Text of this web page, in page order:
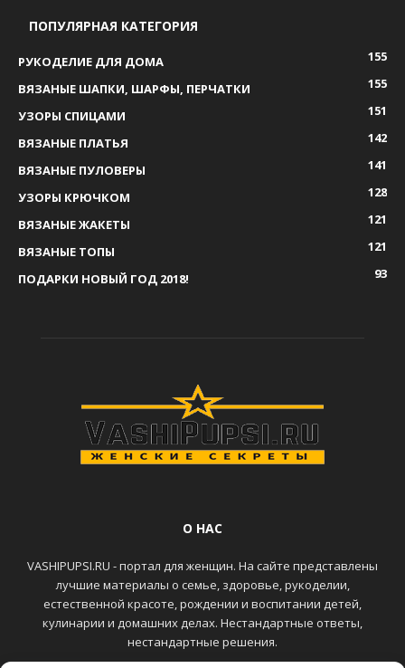
ПОПУЛЯРНАЯ КАТЕГОРИЯ
РУКОДЕЛИЕ ДЛЯ ДОМА
155
ВЯЗАНЫЕ ШАПКИ, ШАРФЫ, ПЕРЧАТКИ
155
УЗОРЫ СПИЦАМИ
151
ВЯЗАНЫЕ ПЛАТЬЯ
142
ВЯЗАНЫЕ ПУЛОВЕРЫ
141
УЗОРЫ КРЮЧКОМ
128
ВЯЗАНЫЕ ЖАКЕТЫ
121
ВЯЗАНЫЕ ТОПЫ
121
ПОДАРКИ НОВЫЙ ГОД 2018!
93
О НАС
VASHIPUPSI.RU - портал для женщин. На сайте представлены
лучшие материалы о семье, здоровье, рукоделии,
естественной красоте, рождении и воспитании детей,
кулинарии и домашних делах. Нестандартные ответы,
нестандартные решения.